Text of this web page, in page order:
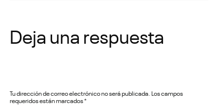
Deja una respuesta
Tu dirección de correo electrónico no será publicada. Los campos
requeridos están marcados*